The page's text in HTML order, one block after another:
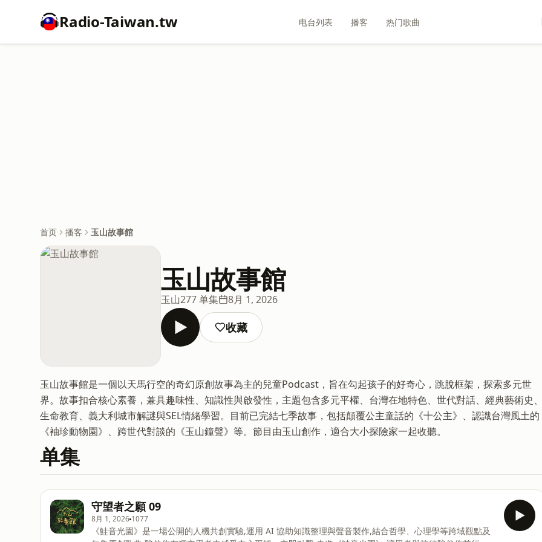
Radio-Taiwan.tw 电台列表 播客 热门歌曲
首页 播客 玉山故事館
玉山故事館
玉山277 单集 8月 1, 2026
收藏
玉山故事館是一個以天馬行空的奇幻原創故事為主的兒童Podcast，旨在勾起孩子的好奇心，跳脫框架，探索多元世
界。故事扣合核心素養，兼具趣味性、知識性與啟發性，主題包含多元平權、台灣在地特色、世代對話、經典藝術史
生命教育、義大利城市解謎與SEL情緒學習。目前已完結七季故事，包括顛覆公主童話的《十公主》、認識台灣風土的
《袖珍動物園》、跨世代對談的《玉山鐘聲》等。節目由玉山創作，適合大小探險家一起收聽。
单集
守望者之願 09
8月 1, 2026 1077
《鮭音光園》是一場公開的人機共創實驗,運用 AI 協助知識整理與聲音製作,結合哲學、心理學等跨域觀點及